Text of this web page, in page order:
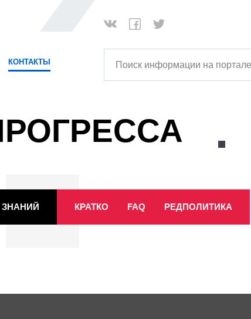
КОНТАКТЫ
Поиск информации на портале
ЗНАНИЙ КРАТКО FAQ РЕДПОЛИТИКА